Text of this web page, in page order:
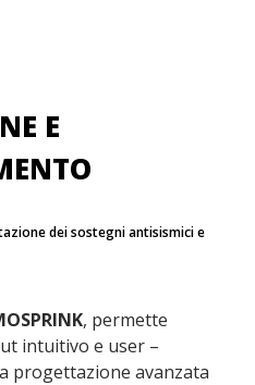
E
dei sostegni antisismici e
, permette
intuitivo e user –
progettazione avanzata